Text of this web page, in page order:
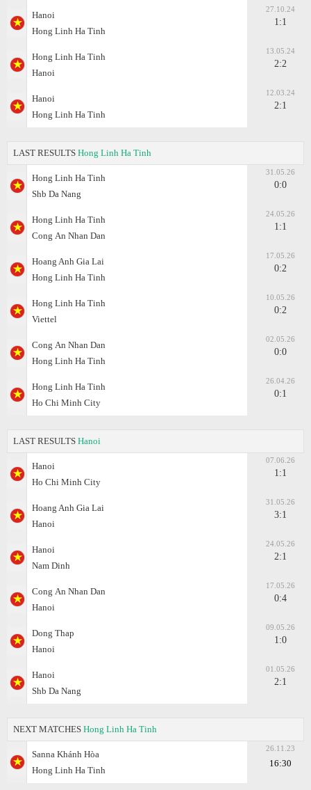
Hanoi
Hong Linh Ha Tinh
27.10.24
1:1
Hong Linh Ha Tinh
Hanoi
13.05.24
2:2
Hanoi
Hong Linh Ha Tinh
12.03.24
2:1
LAST RESULTS Hong Linh Ha Tinh
Hong Linh Ha Tinh
Shb Da Nang
31.05.26
0:0
Hong Linh Ha Tinh
Cong Аn Nhan Dan
24.05.26
1:1
Hoang Anh Gia Lai
Hong Linh Ha Tinh
17.05.26
0:2
Hong Linh Ha Tinh
Viettel
10.05.26
0:2
Cong Аn Nhan Dan
Hong Linh Ha Tinh
02.05.26
0:0
Hong Linh Ha Tinh
Ho Chi Minh City
26.04.26
0:1
LAST RESULTS Hanoi
Hanoi
Ho Chi Minh City
07.06.26
1:1
Hoang Anh Gia Lai
Hanoi
31.05.26
3:1
Hanoi
Nam Dinh
24.05.26
2:1
Cong Аn Nhan Dan
Hanoi
17.05.26
0:4
Dong Thap
Hanoi
09.05.26
1:0
Hanoi
Shb Da Nang
01.05.26
2:1
NEXT MATCHES Hong Linh Ha Tinh
Sanna Khánh Hòa
Hong Linh Ha Tinh
26.11.23
16:30